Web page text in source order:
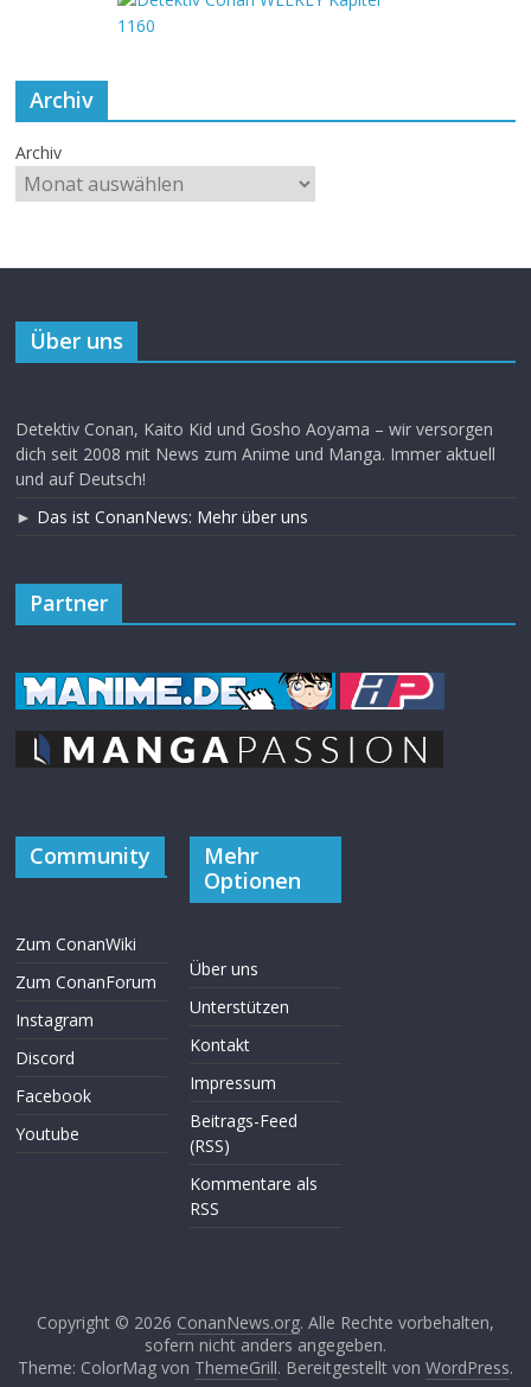
Archiv
Archiv
Über uns
Detektiv Conan, Kaito Kid und Gosho Aoyama – wir versorgen
dich seit 2008 mit News zum Anime und Manga. Immer aktuell
und auf Deutsch!
► Das ist ConanNews: Mehr über uns
Partner
Community
Zum ConanWiki
Zum ConanForum
Instagram
Discord
Facebook
Youtube
Mehr
Optionen
Über uns
Unterstützen
Kontakt
Impressum
Beitrags-Feed
(RSS)
Kommentare als
RSS
Copyright © 2026 ConanNews.org. Alle Rechte vorbehalten,
sofern nicht anders angegeben.
Theme: ColorMag von ThemeGrill. Bereitgestellt von WordPress.